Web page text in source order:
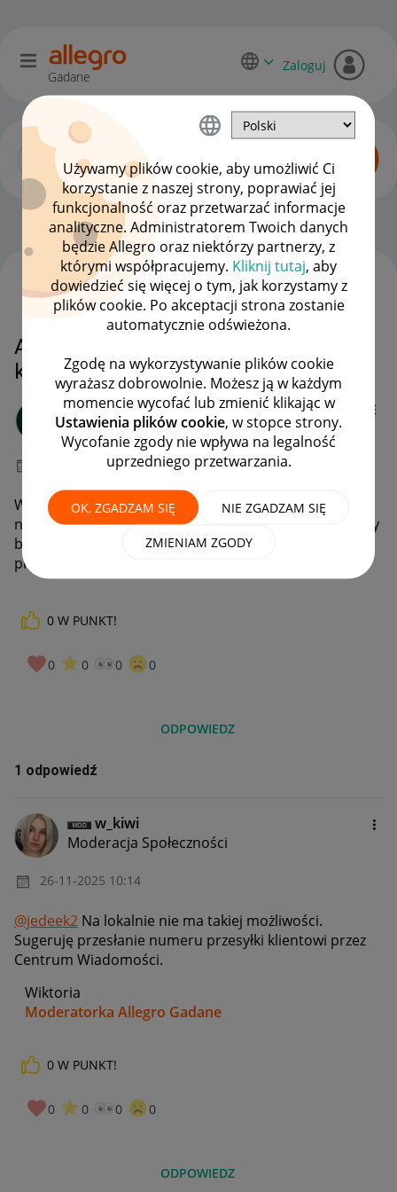
Używamy plików cookie, aby umożliwić Ci
korzystanie z naszej strony, poprawiać jej
funkcjonalność oraz przetwarzać informacje
analityczne. Administratorem Twoich danych
będzie Allegro oraz niektórzy partnerzy, z
którymi współpracujemy. Kliknij tutaj, aby
dowiedzieć się więcej o tym, jak korzystamy z
plików cookie. Po akceptacji strona zostanie
automatycznie odświeżona.
Zgodę na wykorzystywanie plików cookie
wyrażasz dobrowolnie. Możesz ją w każdym
momencie wycofać lub zmienić klikając w
Ustawienia plików cookie, w stopce strony.
Wycofanie zgody nie wpływa na legalność
uprzedniego przetwarzania.
OK, ZGADZAM SIĘ NIE ZGADZAM SIĘ
ZMIENIAM ZGODY
Gadane
Zaloguj
Sprzedający o Allegro Lokalnie OPCJE
Allegro lokalnie - przesyłka
kurierska przedpłata
jedeek2
#7 Wielbiciel
10:12
Witam, czy jest gdzieś opcja dodania numeru przesyłki
na allegro lokalnie w przypadku dostawy kurierem? Czy
będzie cały czas wisieć jako "kupujący zapłacił za
przedmiot"?
0 W PUNKT!
0 0 0 0
ODPOWIEDZ
WSZYSTKIE TEMATY
1 odpowiedź
w_kiwi
Moderacja Społeczności
‎26-11-2025 10:14
@jedeek2 Na lokalnie nie ma takiej możliwości.
Sugeruję przesłanie numeru przesyłki klientowi przez
Centrum Wiadomości.
Wiktoria
Moderatorka Allegro Gadane
0 W PUNKT!
0 0 0 0
ODPOWIEDZ